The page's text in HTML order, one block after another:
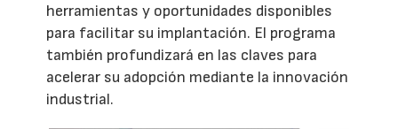
herramientas y oportunidades disponibles
para facilitar su implantación. El programa
también profundizará en las claves para
acelerar su adopción mediante la innovación
industrial.